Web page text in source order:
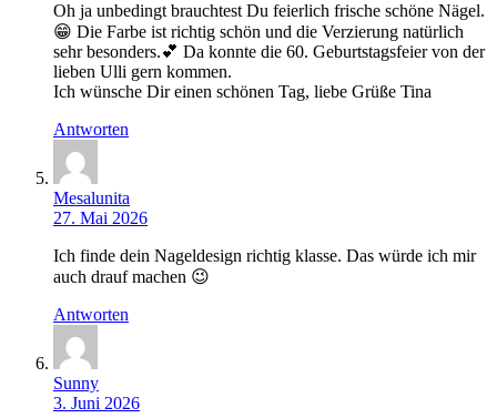
Oh ja unbedingt brauchtest Du feierlich frische schöne Nägel.
😁 Die Farbe ist richtig schön und die Verzierung natürlich
sehr besonders.💕 Da konnte die 60. Geburtstagsfeier von der
lieben Ulli gern kommen.
Ich wünsche Dir einen schönen Tag, liebe Grüße Tina
Antworten
Mesalunita
27. Mai 2026
Ich finde dein Nageldesign richtig klasse. Das würde ich mir
auch drauf machen 😉
Antworten
Sunny
3. Juni 2026